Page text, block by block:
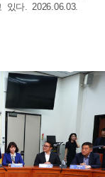
있다. 2026.06.03.